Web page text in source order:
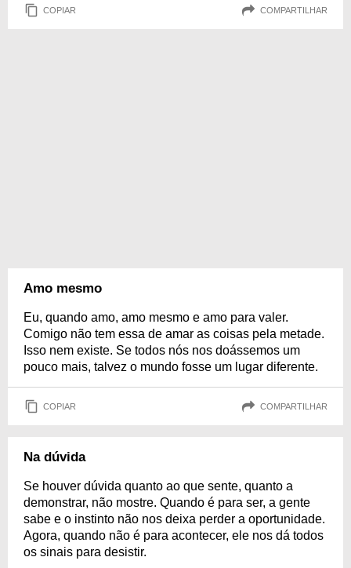
COPIAR COMPARTILHAR
Amo mesmo
Eu, quando amo, amo mesmo e amo para valer.
Comigo não tem essa de amar as coisas pela metade.
Isso nem existe. Se todos nós nos doássemos um
pouco mais, talvez o mundo fosse um lugar diferente.
COPIAR COMPARTILHAR
Na dúvida
Se houver dúvida quanto ao que sente, quanto a
demonstrar, não mostre. Quando é para ser, a gente
sabe e o instinto não nos deixa perder a oportunidade.
Agora, quando não é para acontecer, ele nos dá todos
os sinais para desistir.